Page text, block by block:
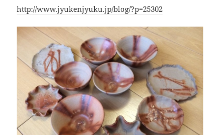
http://www.jyukenjyuku.jp/blog/?p=25302